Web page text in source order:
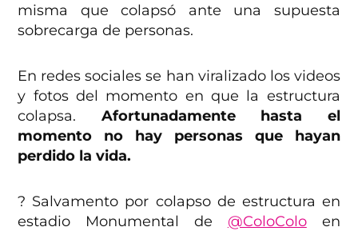
misma que colapsó ante una supuesta
sobrecarga de personas.
En redes sociales se han viralizado los videos
y fotos del momento en que la estructura
colapsa. Afortunadamente hasta el
momento no hay personas que hayan
perdido la vida.
? Salvamento por colapso de estructura en
estadio Monumental de @ColoColoen